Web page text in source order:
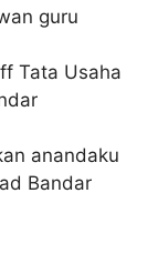
guru
Tata Usaha
anandaku
Bandar